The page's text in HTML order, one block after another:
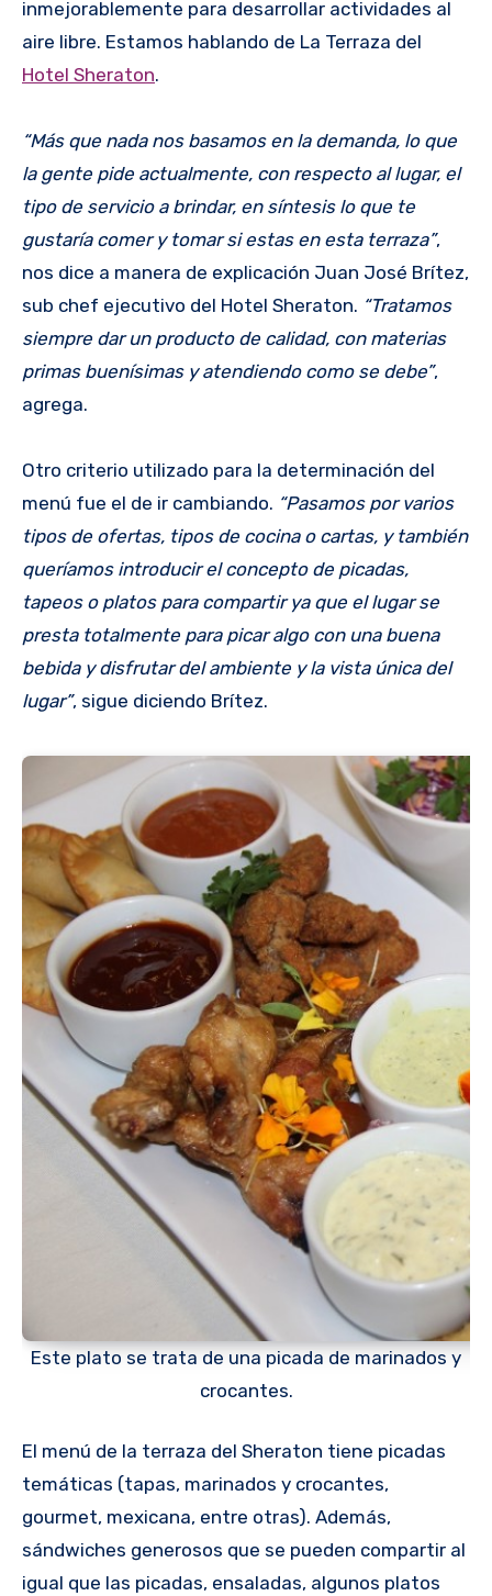
inmejorablemente para desarrollar actividades al
aire libre. Estamos hablando de La Terraza del
Hotel Sheraton.
“Más que nada nos basamos en la demanda, lo que
la gente pide actualmente, con respecto al lugar, el
tipo de servicio a brindar, en síntesis lo que te
gustaría comer y tomar si estas en esta terraza”,
nos dice a manera de explicación Juan José Brítez,
sub chef ejecutivo del Hotel Sheraton. “Tratamos
siempre dar un producto de calidad, con materias
primas buenísimas y atendiendo como se debe”,
agrega.
Otro criterio utilizado para la determinación del
menú fue el de ir cambiando. “Pasamos por varios
tipos de ofertas, tipos de cocina o cartas, y también
queríamos introducir el concepto de picadas,
tapeos o platos para compartir ya que el lugar se
presta totalmente para picar algo con una buena
bebida y disfrutar del ambiente y la vista única del
lugar”, sigue diciendo Brítez.
Este plato se trata de una picada de marinados y
crocantes.
El menú de la terraza del Sheraton tiene picadas
temáticas (tapas, marinados y crocantes,
gourmet, mexicana, entre otras). Además,
sándwiches generosos que se pueden compartir al
igual que las picadas, ensaladas, algunos platos